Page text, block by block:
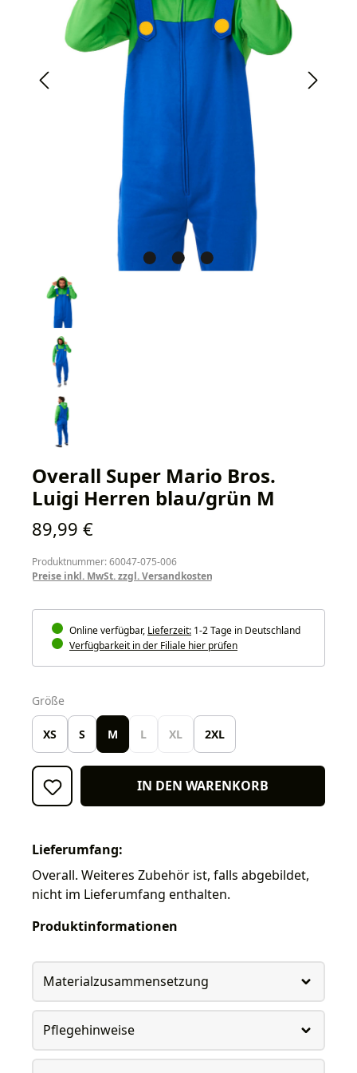
Overall Super Mario Bros.
Luigi Herren blau/grün M
Regulärer Preis:
89,99 €
Produktnummer: 60047-075-006
Preise inkl. MwSt. zzgl. Versandkosten
Online verfügbar, Lieferzeit: 1-2 Tage in Deutschland
Verfügbarkeit in der Filiale hier prüfen
Größe
XS S M L XL 2XL
IN DEN WARENKORB
Lieferumfang:
Overall. Weiteres Zubehör ist, falls abgebildet,
nicht im Lieferumfang enthalten.
Produktinformationen
Materialzusammensetzung
Pflegehinweise